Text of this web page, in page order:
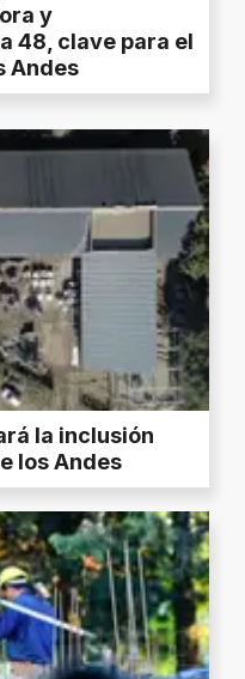
y
48, clave para el
Andes
la inclusión
los Andes